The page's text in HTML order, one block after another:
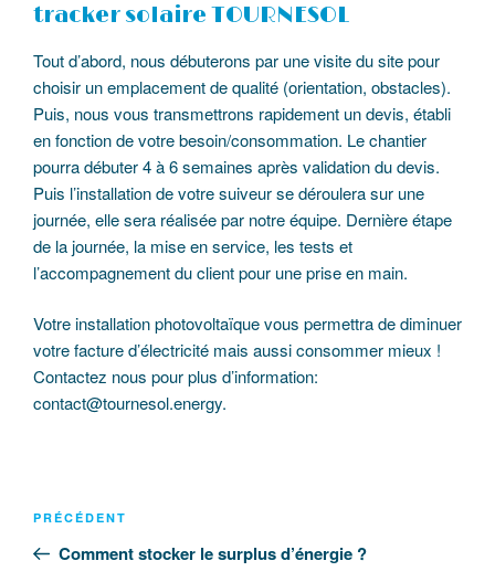
tracker solaire TOURNESOL
Tout d’abord, nous débuterons par une visite du site pour
choisir un emplacement de qualité (orientation, obstacles).
Puis, nous vous transmettrons rapidement un devis, établi
en fonction de votre besoin/consommation. Le chantier
pourra débuter 4 à 6 semaines après validation du devis.
Puis l’installation de votre suiveur se déroulera sur une
journée, elle sera réalisée par notre équipe. Dernière étape
de la journée, la mise en service, les tests et
l’accompagnement du client pour une prise en main.
Votre installation photovoltaïque vous permettra de diminuer
votre facture d’électricité mais aussi consommer mieux !
Contactez nous pour plus d’information:
contact@tournesol.energy.
Navigation
l’article
Article
précédent
PRÉCÉDENT
Comment stocker le surplus d’énergie ?